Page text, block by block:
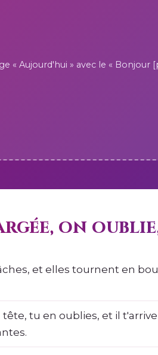
« Aujourd'hui » avec le « Bonjour
on
et elles tournent en
tu en oublies, et il